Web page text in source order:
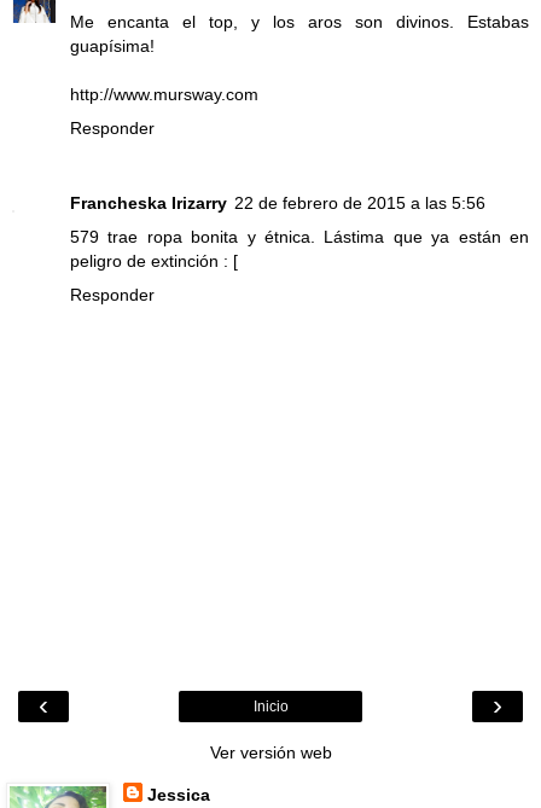
Me encanta el top, y los aros son divinos. Estabas
guapísima!
http://www.mursway.com
Responder
Francheska Irizarry 22 de febrero de 2015 a las 5:56
579 trae ropa bonita y étnica. Lástima que ya están en
peligro de extinción : [
Responder
‹ ›
Inicio
Ver versión web
Jessica